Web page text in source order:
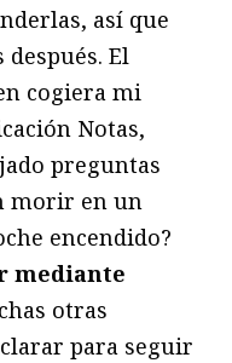
así que
El
cogiera mi
Notas,
preguntas
morir en un
encendido?
mediante
otras
para seguir